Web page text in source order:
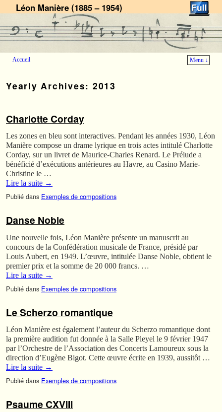
Léon Manière (1885 – 1954)
Accueil
Menu ↓
Yearly Archives: 2013
Charlotte Corday
Les zones en bleu sont interactives. Pendant les années 1930, Léon
Manière compose un drame lyrique en trois actes intitulé Charlotte
Corday, sur un livret de Maurice-Charles Renard. Le Prélude a
bénéficié d’exécutions antérieures au Havre, au Casino Marie-
Christine le …
Lire la suite →
Publié dans Exemples de compositions
Danse Noble
Une nouvelle fois, Léon Manière présente un manuscrit au
concours de la Confédération musicale de France, présidé par
Louis Aubert, en 1949. L’œuvre, intitulée Danse Noble, obtient le
premier prix et la somme de 20 000 francs. …
Lire la suite →
Publié dans Exemples de compositions
Le Scherzo romantique
Léon Manière est également l’auteur du Scherzo romantique dont
la première audition fut donnée à la Salle Pleyel le 9 février 1947
par l’Orchestre de l’Association des Concerts Lamoureux sous la
direction d’Eugène Bigot. Cette œuvre écrite en 1939, aussitôt …
Lire la suite →
Publié dans Exemples de compositions
Psaume CXVIII